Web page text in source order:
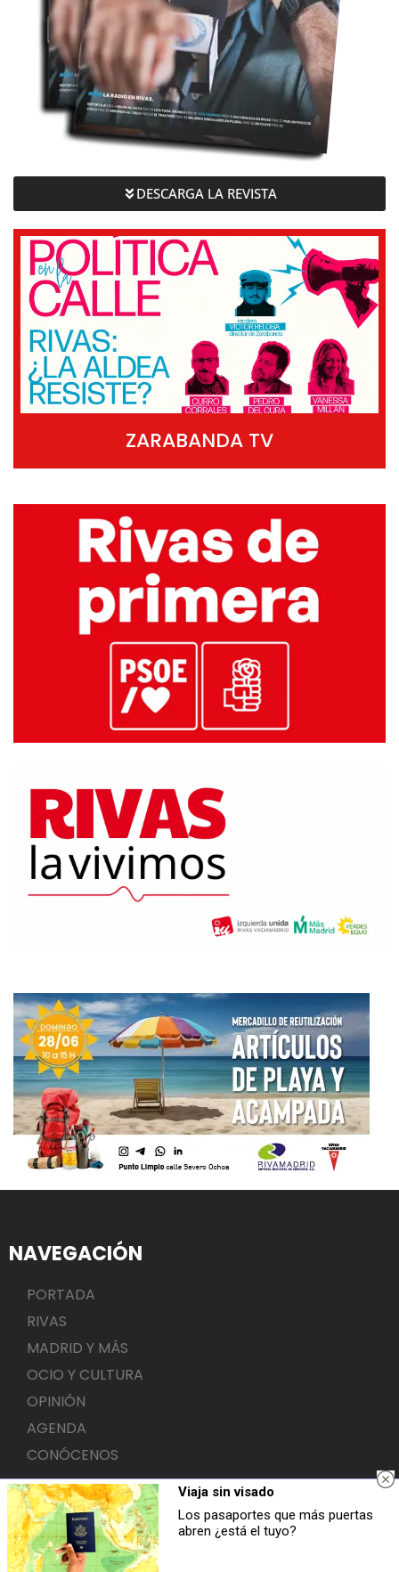
DESCARGA LA REVISTA
ZARABANDA TV
NAVEGACIÓN
PORTADA
RIVAS
MADRID Y MÁS
OCIO Y CULTURA
OPINIÓN
AGENDA
CONÓCENOS
SECCIONES
Política
Sanidad
Viaja sin visado
Los pasaportes que más puertas
abren ¿está el tuyo?